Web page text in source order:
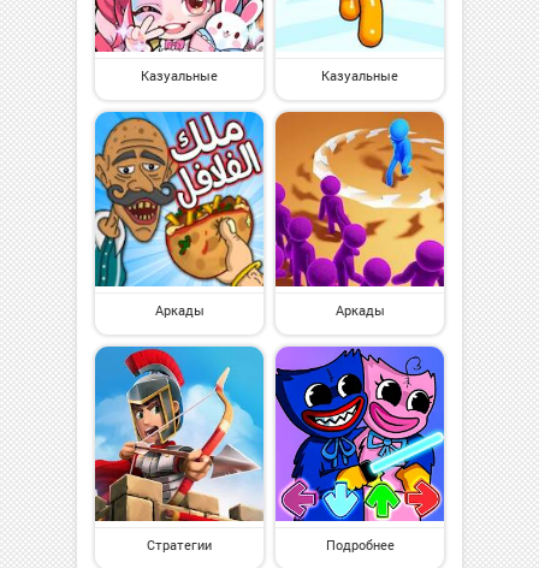
Казуальные Казуальные
Аркады Аркады
Стратегии Подробнее